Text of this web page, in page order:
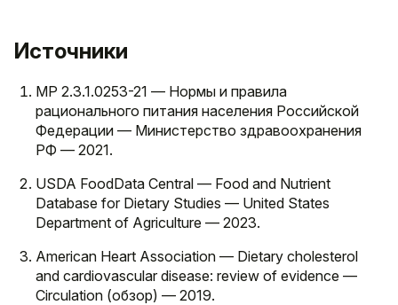
Источники
МР 2.3.1.0253-21 — Нормы и правила
рационального питания населения Российской
Федерации — Министерство здравоохранения
РФ — 2021.
USDA FoodData Central — Food and Nutrient
Database for Dietary Studies — United States
Department of Agriculture — 2023.
American Heart Association — Dietary cholesterol
and cardiovascular disease: review of evidence —
Circulation (обзор) — 2019.